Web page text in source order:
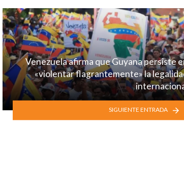
Venezuela afirma que Guyana persiste
«violentar flagrantemente» la
SIGUIENTE ENTRADA